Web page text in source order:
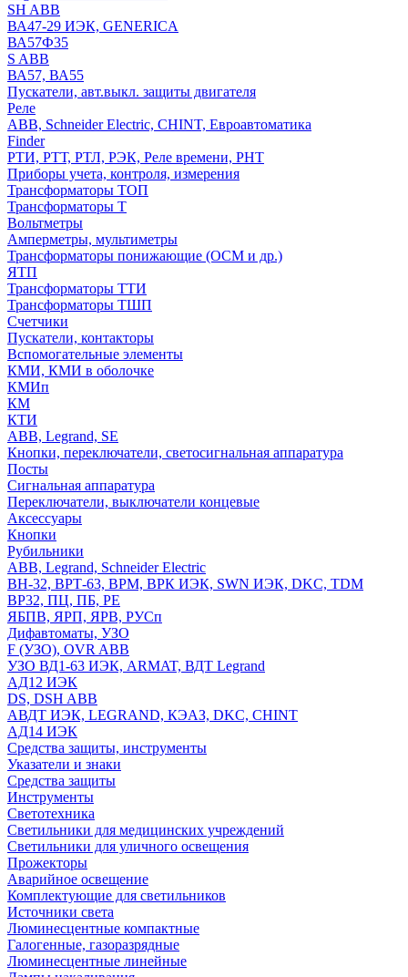
SH ABB
ВА47-29 ИЭК, GENERICA
ВА57Ф35
S ABB
ВА57, ВА55
Пускатели, авт.выкл. защиты двигателя
Реле
ABB, Schneider Electric, CHINT, Евроавтоматика
Finder
РТИ, РТТ, РТЛ, РЭК, Реле времени, РНТ
Приборы учета, контроля, измерения
Трансформаторы ТОП
Трансформаторы Т
Вольтметры
Амперметры, мультиметры
Трансформаторы понижающие (ОСМ и др.)
ЯТП
Трансформаторы ТТИ
Трансформаторы ТШП
Счетчики
Пускатели, контакторы
Вспомогательные элементы
КМИ, КМИ в оболочке
КМИп
КМ
КТИ
ABB, Legrand, SE
Кнопки, переключатели, светосигнальная аппаратура
Посты
Cигнальная аппаратура
Переключатели, выключатели концевые
Аксессуары
Кнопки
Рубильники
ABB, Legrand, Schneider Electric
ВН-32, ВРТ-63, ВРМ, ВРК ИЭК, SWN ИЭК, DKC, TDM
ВР32, ПЦ, ПБ, РЕ
ЯБПВ, ЯРП, ЯРВ, РУСп
Дифавтоматы, УЗО
F (УЗО), OVR ABB
УЗО ВД1-63 ИЭК, ARMAT, ВДТ Legrand
АД12 ИЭК
DS, DSH ABB
АВДТ ИЭК, LEGRAND, КЭАЗ, DKC, CHINT
АД14 ИЭК
Средства защиты, инструменты
Указатели и знаки
Средства защиты
Инструменты
Светотехника
Светильники для медицинских учреждений
Светильники для уличного освещения
Прожекторы
Аварийное освещение
Комплектующие для светильников
Источники света
Люминесцентные компактные
Галогенные, газоразрядные
Люминесцентные линейные